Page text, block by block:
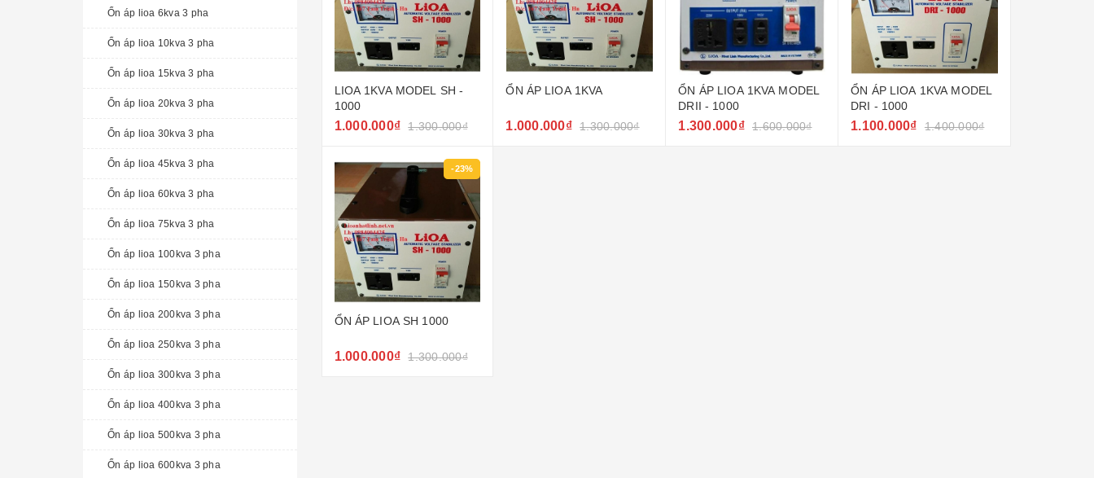
LIOA 1KVA MODEL SH -
1000
1.000.000₫ 1.300.000₫
ỔN ÁP LIOA 1KVA
1.000.000₫ 1.300.000₫
ỔN ÁP LIOA 1KVA MODEL
DRII - 1000
1.300.000₫ 1.600.000₫
ỔN ÁP LIOA 1KVA MODEL
DRI - 1000
1.100.000₫ 1.400.000₫
-23%
ỔN ÁP LIOA SH 1000
1.000.000₫ 1.300.000₫
Ổn áp lioa 6kva 3 pha
Ổn áp lioa 10kva 3 pha
Ổn áp lioa 15kva 3 pha
Ổn áp lioa 20kva 3 pha
Ổn áp lioa 30kva 3 pha
Ổn áp lioa 45kva 3 pha
Ổn áp lioa 60kva 3 pha
Ổn áp lioa 75kva 3 pha
Ổn áp lioa 100kva 3 pha
Ổn áp lioa 150kva 3 pha
Ổn áp lioa 200kva 3 pha
Ổn áp lioa 250kva 3 pha
Ổn áp lioa 300kva 3 pha
Ổn áp lioa 400kva 3 pha
Ổn áp lioa 500kva 3 pha
Ổn áp lioa 600kva 3 pha